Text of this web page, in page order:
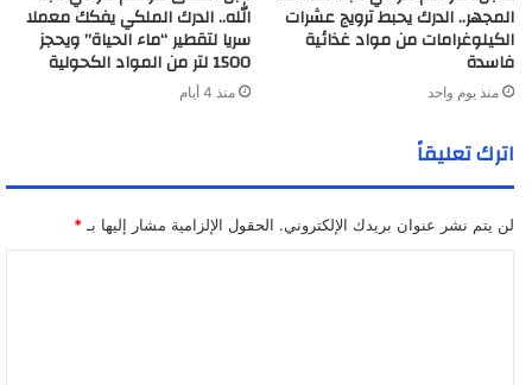
المجهر.. الدرك يحبط ترويج عشرات
الكيلوغرامات من مواد غذائية
فاسدة
منذ يوم واحد
الله.. الدرك الملكي يفكك معملا
سريا لتقطير “ماء الحياة” ويحجز
1500 لتر من المواد الكحولية
منذ 4 أيام
اترك تعليقاً
لن يتم نشر عنوان بريدك الإلكتروني. الحقول الإلزامية مشار إليها بـ *